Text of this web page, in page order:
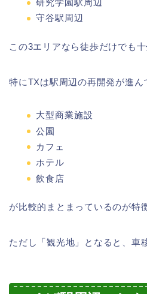
研究学園駅周辺
守谷駅周辺
この3エリアなら徒歩だけでも十
特にTXは駅周辺の再開発が進ん
大型商業施設
公園
カフェ
ホテル
飲食店
が比較的まとまっているのが特
ただし「観光地」となると、車